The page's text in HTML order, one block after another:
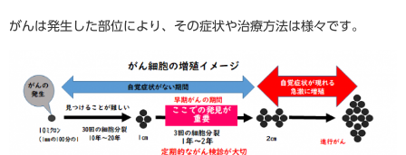
がんは発生した部位により、その症状や治療方法は様々です。